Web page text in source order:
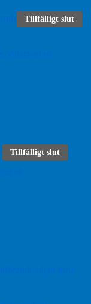
Tillfälligt slut
Tillfälligt slut